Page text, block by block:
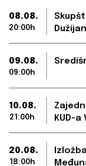
08.08.
20:00h
09.08.
09:00h
10.08.
21:00h
KUD-a
20.08.
18:00h